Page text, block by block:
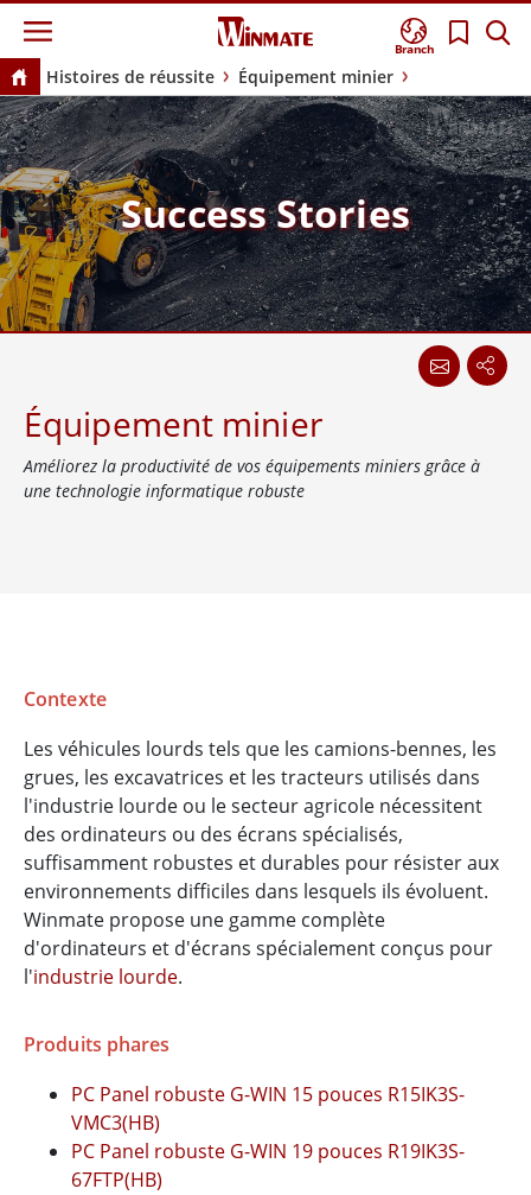
Branch
Histoires de réussite Équipement minier
Success Stories
Équipement minier
Améliorez la productivité de vos équipements miniers grâce à
une technologie informatique robuste
Contexte
Les véhicules lourds tels que les camions-bennes, les
grues, les excavatrices et les tracteurs utilisés dans
l'industrie lourde ou le secteur agricole nécessitent
des ordinateurs ou des écrans spécialisés,
suffisamment robustes et durables pour résister aux
environnements difficiles dans lesquels ils évoluent.
Winmate propose une gamme complète
d'ordinateurs et d'écrans spécialement conçus pour
l'industrie lourde.
Produits phares
PC Panel robuste G-WIN 15 pouces R15IK3S-
VMC3(HB)
PC Panel robuste G-WIN 19 pouces R19IK3S-
67FTP(HB)